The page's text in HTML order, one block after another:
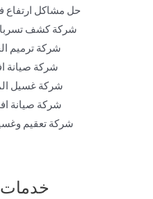
حل مشاكل ارتفاع
شركة كشف
شركة ترميم
شركة صيانة
شركة غسيل
شركة صيانة
شركة تعقيم